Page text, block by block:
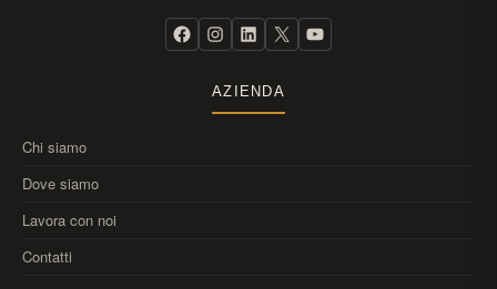
AZIENDA
Chi siamo
Dove siamo
Lavora con noi
Contatti